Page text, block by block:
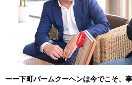
ーー下町バームクーヘンは今でこそ、